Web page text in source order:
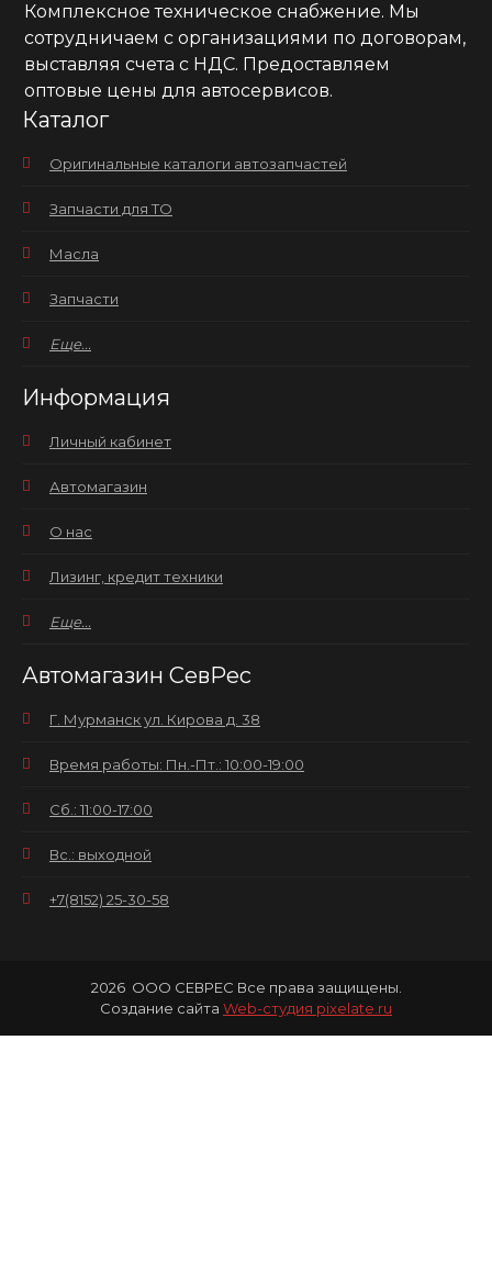
Комплексное техническое снабжение. Мы
сотрудничаем с организациями по договорам,
выставляя счета с НДС. Предоставляем
оптовые цены для автосервисов.
Каталог
Оригинальные каталоги автозапчастей
Запчасти для ТО
Масла
Запчасти
Еще...
Информация
Личный кабинет
Автомагазин
О нас
Лизинг, кредит техники
Еще...
Автомагазин СевРес
Г. Мурманск ул. Кирова д. 38
Время работы: Пн.-Пт.: 10:00-19:00
Сб.: 11:00-17:00
Вс.: выходной
+7(8152) 25-30-58
2026ООО СЕВРЕС Все права защищены.
Создание сайта Web-студия pixelate.ru